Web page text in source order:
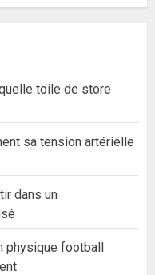
toile de store
sa tension artérielle
dans un
physique football